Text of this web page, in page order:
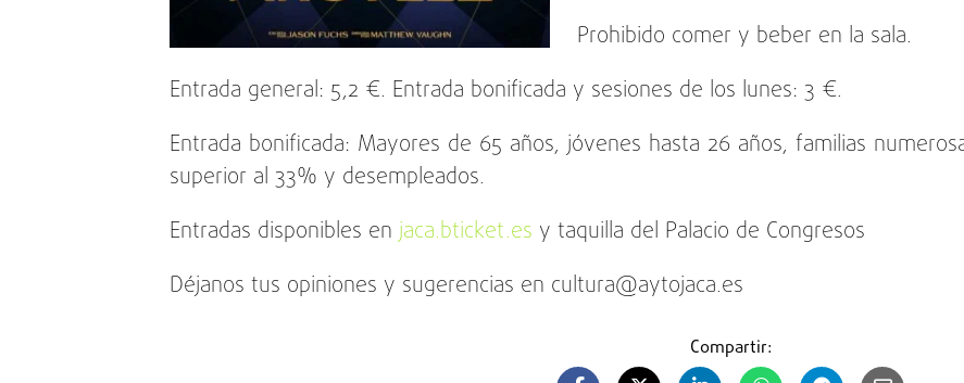
Prohibido comer y beber en la sala.
Entrada general: 5,2 €. Entrada bonificada y sesiones de los lunes: 3 €.
Entrada bonificada: Mayores de 65 años, jóvenes hasta 26 años, familias
superior al 33% y desempleados.
Entradas disponibles en jaca.bticket.es y taquilla del Palacio de Congresos
Déjanos tus opiniones y sugerencias en cultura@aytojaca.es
Compartir: